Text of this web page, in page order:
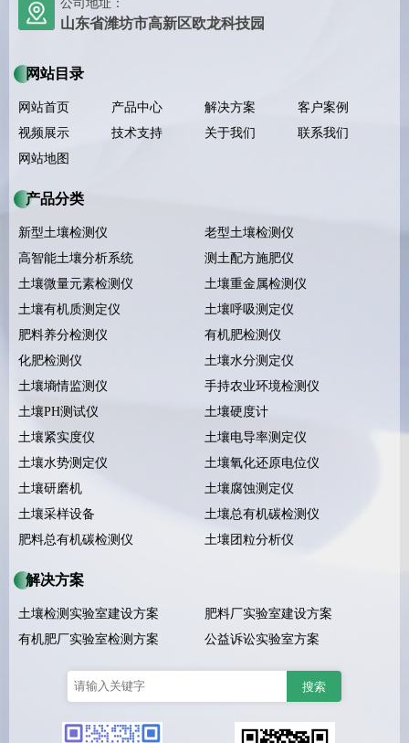
公司地址：
山东省潍坊市高新区欧龙科技园
网站目录
网站首页 产品中心 解决方案
客户案例
视频展示
技术支持 关于我们
联系我们
网站地图
产品分类
新型土壤检测仪
老型土壤检测仪
高智能土壤分析系统
测土配方施肥仪
土壤微量元素检测仪
土壤重金属检测仪
土壤有机质测定仪
土壤呼吸测定仪
肥料养分检测仪
有机肥检测仪
化肥检测仪
土壤水分测定仪
土壤墒情监测仪
手持农业环境检测仪
土壤PH测试仪
土壤硬度计
土壤紧实度仪
土壤电导率测定仪
土壤水势测定仪
土壤氧化还原电位仪
土壤研磨机
土壤腐蚀测定仪
土壤采样设备
土壤总有机碳检测仪
肥料总有机碳检测仪
土壤团粒分析仪
解决方案
土壤检测实验室建设方案
肥料厂实验室建设方案
有机肥厂实验室检测方案
公益诉讼实验室方案